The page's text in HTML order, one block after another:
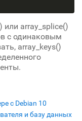
или array_splice()
с одинаковым
array_keys()
с Debian 10
и базу данных